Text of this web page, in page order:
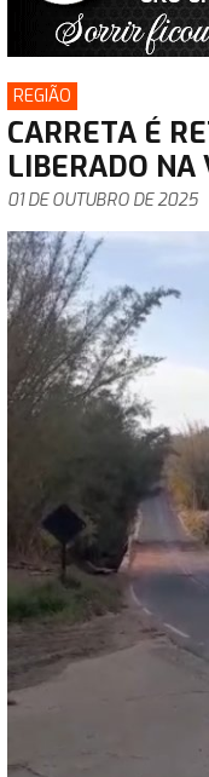
REGIÃO
CARRETA É
LIBERADO NA
01 DE OUTUBRO DE 2025